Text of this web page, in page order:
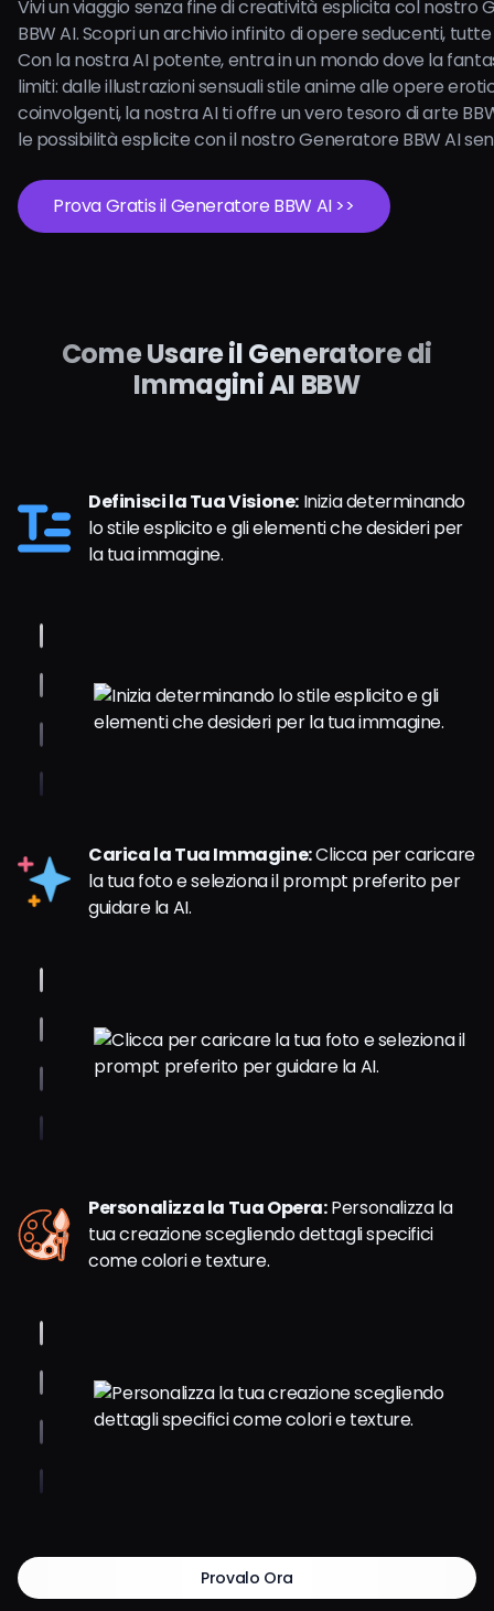
Vivi un viaggio senza fine di creatività esplicita col nostro
BBW AI. Scopri un archivio infinito di opere seducenti,
Con la nostra AI potente, entra in un mondo dove la
limiti: dalle illustrazioni sensuali stile anime alle opere
coinvolgenti, la nostra AI ti offre un vero tesoro di arte
le possibilità esplicite con il nostro Generatore BBW AI
Prova Gratis il Generatore BBW AI >>
Come Usare il Generatore di
Immagini AI BBW
Definisci la Tua Visione: Inizia determinando
lo stile esplicito e gli elementi che desideri per
la tua immagine.
Carica la Tua Immagine:Clicca per caricare
la tua foto e seleziona il prompt preferito per
guidare la AI.
Personalizza la Tua Opera:Personalizza la
tua creazione scegliendo dettagli specifici
come colori e texture.
Provalo Ora